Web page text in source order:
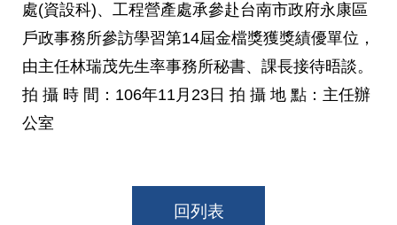
處(資設科)、工程營產處承參赴台南市政府永康區
戶政事務所參訪學習第14屆金檔獎獲獎績優單位，
由主任林瑞茂先生率事務所秘書、課長接待晤談。
拍 攝 時 間：106年11月23日 拍 攝 地 點：主任辦
公室
回列表